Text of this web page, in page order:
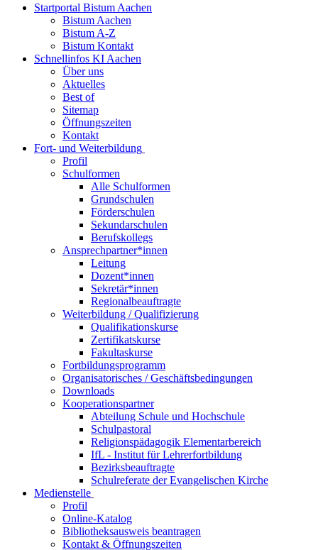
Startportal Bistum Aachen
Bistum Aachen
Bistum A-Z
Bistum Kontakt
Schnellinfos KI Aachen
Über uns
Aktuelles
Best of
Sitemap
Öffnungszeiten
Kontakt
Fort- und Weiterbildung
Profil
Schulformen
Alle Schulformen
Grundschulen
Förderschulen
Sekundarschulen
Berufskollegs
Ansprechpartner*innen
Leitung
Dozent*innen
Sekretär*innen
Regionalbeauftragte
Weiterbildung / Qualifizierung
Qualifikationskurse
Zertifikatskurse
Fakultaskurse
Fortbildungsprogramm
Organisatorisches / Geschäftsbedingungen
Downloads
Kooperationspartner
Abteilung Schule und Hochschule
Schulpastoral
Religionspädagogik Elementarbereich
IfL - Institut für Lehrerfortbildung
Bezirksbeauftragte
Schulreferate der Evangelischen Kirche
Medienstelle
Profil
Online-Katalog
Bibliotheksausweis beantragen
Kontakt & Öffnungszeiten